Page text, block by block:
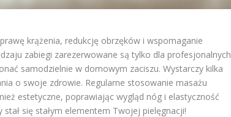
krążenia, redukcję obrzęków i wspomaganie
zabiegi zarezerwowane są tylko dla profesjonalnych
samodzielnie w domowym zaciszu. Wystarczy kilka
o swoje zdrowie. Regularne stosowanie masażu
estetyczne, poprawiając wygląd nóg i elastyczność
się stałym elementem Twojej pielęgnacji!